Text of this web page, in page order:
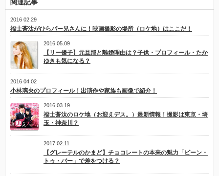
関連記事
2016 02.29
福士蒼汰がひらパー兄さんに！映画撮影の場所（ロケ地）はここだ！
2016 05.09
【リー優子】元旦那と離婚理由は？子供・プロフィール・たか
ゆきも気になる？
2016 04.02
小林璃央のプロフィール！出演作や家族も画像で紹介！
2016 03.19
福士蒼汰のロケ地（お迎えデス。）最新情報！撮影は東京・埼
玉・神奈川？
2017 02.11
【グレーテルのかまど】チョコレートの本来の魅力「ビーン・
トゥ・バー」で差をつける？